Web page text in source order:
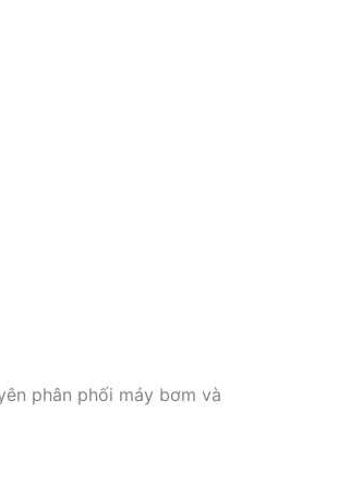
phân phối máy bơm và